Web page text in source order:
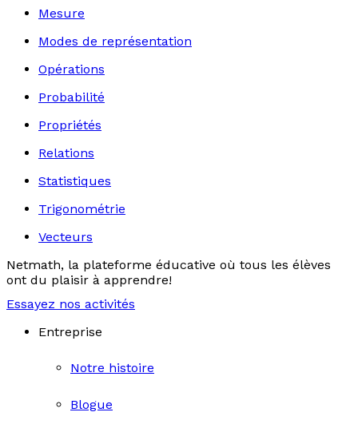
Mesure
Modes de représentation
Opérations
Probabilité
Propriétés
Relations
Statistiques
Trigonométrie
Vecteurs
Netmath, la plateforme éducative où tous les élèves
ont du plaisir à apprendre!
Essayez nos activités
Entreprise
Notre histoire
Blogue